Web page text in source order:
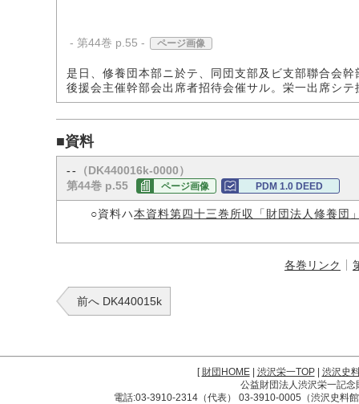
- 第44巻 p.55 - ページ画像
是日、修養団本部ニ於テ、同団支部及ビ支部聯合会
後援会主催幹部会出席者招待会催サル。栄一出席シテ
■資料
-- （DK440016k-0000）
第44巻 p.55
ページ画像 PDM 1.0 DEED
○資料ハ本資料第四十三巻所収「財団法人修養団
各巻リンク
前へ DK440015k
[財団HOME| 渋沢栄一TOP| 渋沢史
公益財団法人渋沢栄一記
電話:03-3910-2314（代表） 03-3910-0005（渋沢史料